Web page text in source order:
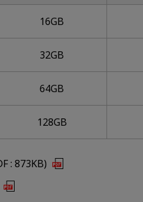
16GB
32GB
64GB
128GB
: 873KB)